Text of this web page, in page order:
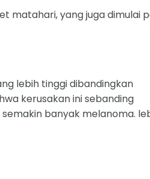
matahari, yang juga dimulai
lebih tinggi dibandingkan
kerusakan ini sebanding
banyak melanoma.